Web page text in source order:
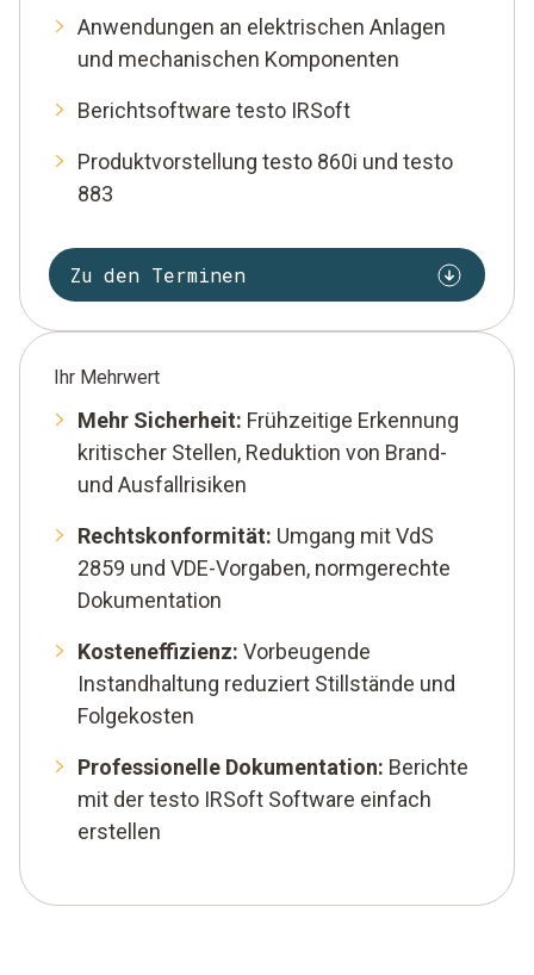
Anwendungen an elektrischen Anlagen
und mechanischen Komponenten
Berichtsoftware testo IRSoft
Produktvorstellung testo 860i und testo
883
Zu den Terminen
Ihr Mehrwert
Mehr Sicherheit: Frühzeitige Erkennung
kritischer Stellen, Reduktion von Brand-
und Ausfallrisiken
Rechtskonformität: Umgang mit VdS
2859 und VDE-Vorgaben, normgerechte
Dokumentation
Kosteneffizienz: Vorbeugende
Instandhaltung reduziert Stillstände und
Folgekosten
Professionelle Dokumentation: Berichte
mit der testo IRSoft Software einfach
erstellen